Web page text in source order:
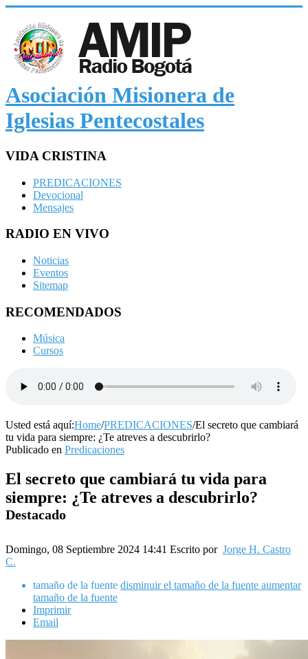
Asociación Misionera de
Iglesias Pentecostales
VIDA CRISTINA
PREDICACIONES
Devocional
Mensajes
RADIO EN VIVO
Noticias
Eventos
Sitemap
RECOMENDADOS
Música
Cursos
Usted está aquí:Home/PREDICACIONES/El secreto que cambiará
tu vida para siempre: ¿Te atreves a descubrirlo?
Publicado en Predicaciones
El secreto que cambiará tu vida para
siempre: ¿Te atreves a descubrirlo?
Destacado
Domingo, 08 Septiembre 2024 14:41 Escrito por Jorge H. Castro
C.
tamaño de la fuente disminuir el tamaño de la fuente aumentar
tamaño de la fuente
Imprimir
Email